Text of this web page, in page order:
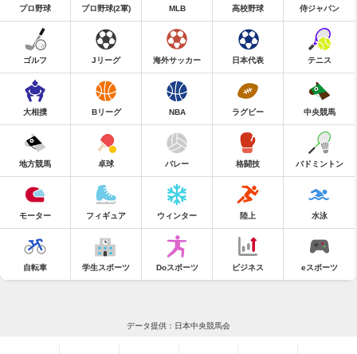
プロ野球 プロ野球(2軍) MLB 高校野球 侍ジャパン
ゴルフ Jリーグ 海外サッカー 日本代表 テニス
大相撲 Bリーグ NBA ラグビー 中央競馬
地方競馬 卓球 バレー 格闘技 バドミントン
モーター フィギュア ウィンター 陸上 水泳
自転車 学生スポーツ Doスポーツ ビジネス eスポーツ
データ提供：日本中央競馬会